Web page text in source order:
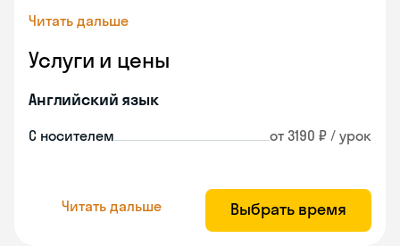
Читать дальше
Услуги и цены
Английский язык
С носителем от 3190 ₽ / урок
Читать дальше Выбрать время